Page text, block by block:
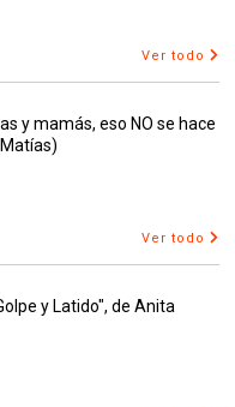
Ver todo
y mamás, eso NO se hace
Ver todo
y Latido", de Anita